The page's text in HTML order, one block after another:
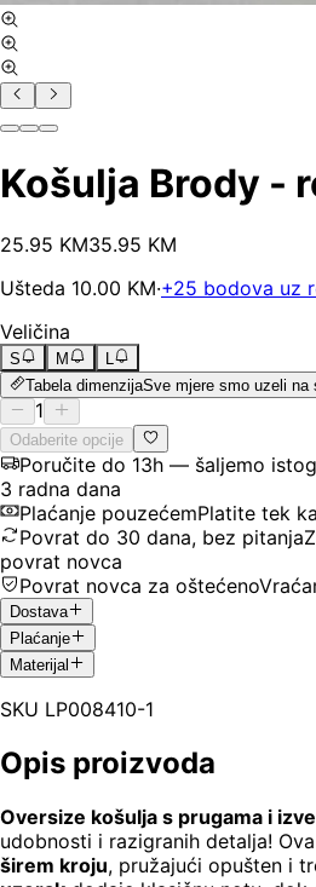
Košulja Brody -
25.95 KM35.95 KM
Ušteda 10.00 KM·+25 bodova uz
Veličina
S M
L
Tabela dimenzijaSve mjere smo uzeli na
1
Odaberite opcije
Poručite do 13h — šaljemo
3 radna dana
Plaćanje pouzećemPlatite tek
Povrat do 30 dana, bez pitanja
povrat novca
Povrat novca za oštećeno
Dostava
Plaćanje
Materijal
SKU LP008410-1
Opis proizvoda
Oversize košulja s prugama i
udobnosti i razigranih detalja!
širem kroju, pružajući opušten i